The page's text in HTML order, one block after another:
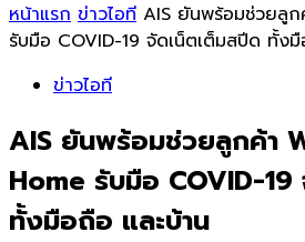
หน้าแรก ข่าวไอที AIS ยันพร้อมช่วยลู
รับมือ COVID-19 จัดเน็ตเต็มสปีด ทั้ง
ข่าวไอที
AIS ยันพร้อมช่วยลูกค้า
Home รับมือ COVID-
ทั้งมือถือ และบ้าน